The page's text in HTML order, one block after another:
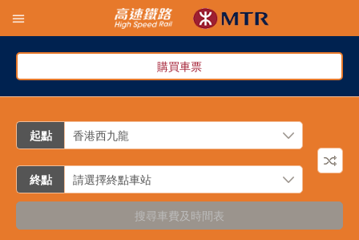
購買車票
起點
終點
搜尋車費及時間表